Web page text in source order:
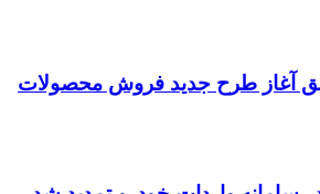
آغاز طرح جدید فروش محصولات